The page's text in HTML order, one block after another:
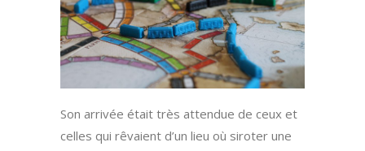
Son arrivée était très attendue de ceux et
celles qui rêvaient d’un lieu où siroter une